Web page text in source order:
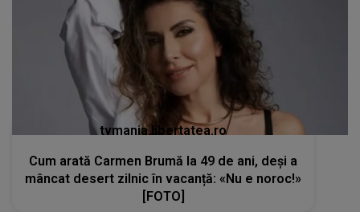
tvmania.libertatea.ro
Cum arată Carmen Brumă la 49 de ani, deși a
mâncat desert zilnic în vacanță: «Nu e noroc!»
[FOTO]